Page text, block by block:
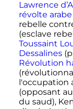
Lawrence
révolte arabe
rebelle
(esclave
Toussaint
Dessalines
Révolution
l'occupation
(opposant
du saud),